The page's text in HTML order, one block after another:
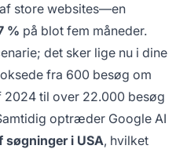
af store websites—en
% på blot fem måneder.
det sker lige nu i dine
fra 600 besøg om
2024 til over 22.000 besøg
optræder Google AI
søgninger i USA, hvilket